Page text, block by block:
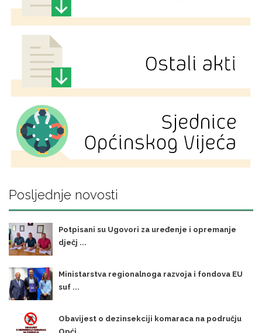
Posljednje novosti
Potpisani su Ugovori za uređenje i opremanje
dječj ...
Ministarstva regionalnoga razvoja i fondova EU
suf ...
Obavijest o dezinsekciji komaraca na području